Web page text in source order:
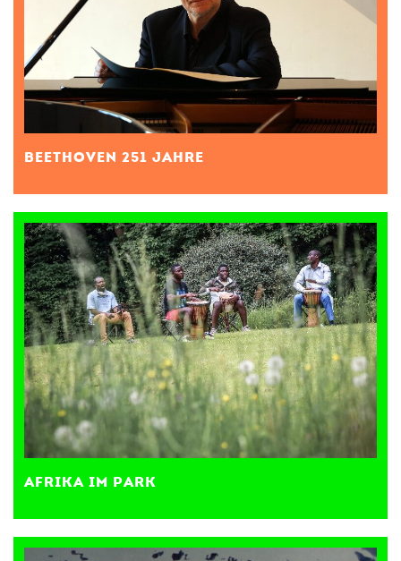
BEETHOVEN 251 JAHRE
AFRIKA IM PARK